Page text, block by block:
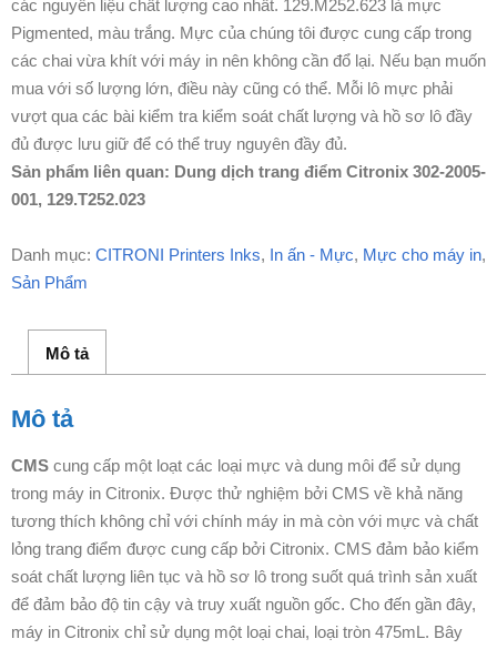
các nguyên liệu chất lượng cao nhất. 129.M252.623 là mực
Pigmented, màu trắng. Mực của chúng tôi được cung cấp trong
các chai vừa khít với máy in nên không cần đổ lại. Nếu bạn muốn
mua với số lượng lớn, điều này cũng có thể. Mỗi lô mực phải
vượt qua các bài kiểm tra kiểm soát chất lượng và hồ sơ lô đầy
đủ được lưu giữ để có thể truy nguyên đầy đủ.
Sản phẩm liên quan: Dung dịch trang điểm Citronix 302-2005-
001, 129.T252.023
Danh mục: CITRONI Printers Inks, In ấn - Mực, Mực cho máy in,
Sản Phẩm
Mô tả
Mô tả
CMS cung cấp một loạt các loại mực và dung môi để sử dụng
trong máy in Citronix. Được thử nghiệm bởi CMS về khả năng
tương thích không chỉ với chính máy in mà còn với mực và chất
lỏng trang điểm được cung cấp bởi Citronix. CMS đảm bảo kiểm
soát chất lượng liên tục và hồ sơ lô trong suốt quá trình sản xuất
để đảm bảo độ tin cậy và truy xuất nguồn gốc. Cho đến gần đây,
máy in Citronix chỉ sử dụng một loại chai, loại tròn 475mL. Bây